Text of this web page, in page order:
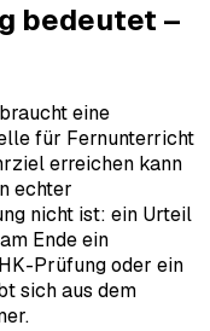
bedeutet –
eine
für Fernunterricht
erreichen kann
echter
nicht ist: ein Urteil
Ende ein
Prüfung oder ein
sich aus dem